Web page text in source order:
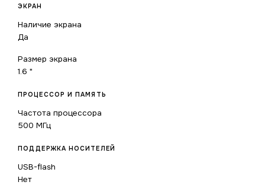
ЭКРАН
Наличие экрана
Да
Размер экрана
1.6 "
ПРОЦЕССОР И ПАМЯТЬ
Частота процессора
500 МГц
ПОДДЕРЖКА НОСИТЕЛЕЙ
USB-flash
Нет